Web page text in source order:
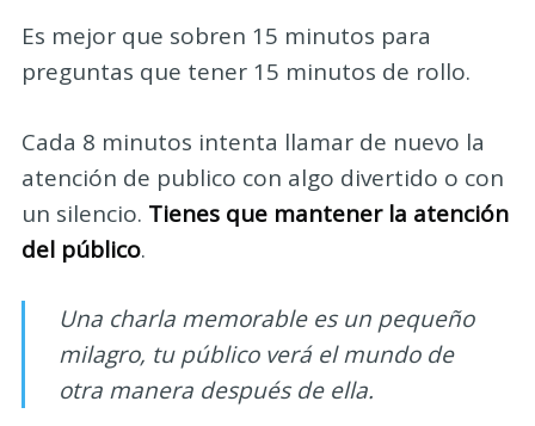
Es mejor que sobren 15 minutos para
preguntas que tener 15 minutos de rollo.
Cada 8 minutos intenta llamar de nuevo la
atención de publico con algo divertido o con
un silencio. Tienes que mantener la atención
del público.
Una charla memorable es un pequeño
milagro, tu público verá el mundo de
otra manera después de ella.